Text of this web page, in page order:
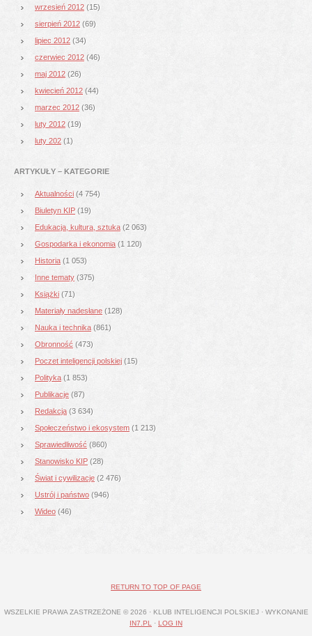
wrzesień 2012 (15)
sierpień 2012 (69)
lipiec 2012 (34)
czerwiec 2012 (46)
maj 2012 (26)
kwiecień 2012 (44)
marzec 2012 (36)
luty 2012 (19)
luty 202 (1)
ARTYKUŁY – KATEGORIE
Aktualności (4 754)
Biuletyn KIP (19)
Edukacja, kultura, sztuka (2 063)
Gospodarka i ekonomia (1 120)
Historia (1 053)
Inne tematy (375)
Książki (71)
Materiały nadesłane (128)
Nauka i technika (861)
Obronność (473)
Poczet inteligencji polskiej (15)
Polityka (1 853)
Publikacje (87)
Redakcja (3 634)
Społeczeństwo i ekosystem (1 213)
Sprawiedliwość (860)
Stanowisko KIP (28)
Świat i cywilizacje (2 476)
Ustrój i państwo (946)
Wideo (46)
RETURN TO TOP OF PAGE
WSZELKIE PRAWA ZASTRZEŻONE © 2026 · KLUB INTELIGENCJI POLSKIEJ · WYKONANIE
IN7.PL
· LOG IN